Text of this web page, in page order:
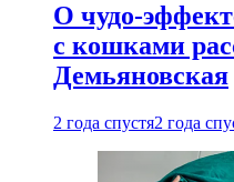
О чудо-
с кошками
Демьяновская
2 года спустя2 года